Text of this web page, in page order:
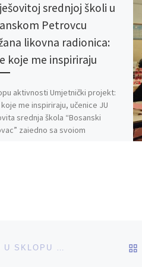
srednjoj školi u
Petrovcu
likovna radionica:
koje me inspiriraju
aktivnosti Umjetnički projekt:
me inspiriraju, učenice JU
srednja škola “Bosanski
zajedno sa svojom